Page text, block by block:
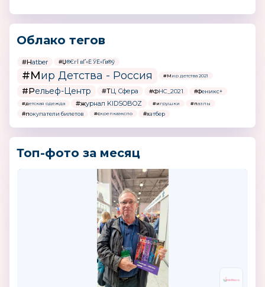
Облако тегов
#Hatber #Џ®ЄгЇ вҐ«Ё ЎЁ«Ґв®ў
#Мир Детства - Россия #Мир детства 2021
#Рельеф-Центр #ТЦ Сфера #ФНС_2021 #Феникс+
#детская одежда #журнал KIDSOBOZ #игрушки #пазлы
#покупатели билетов #скрепкаэкспо #хатбер
Топ-фото за месяц